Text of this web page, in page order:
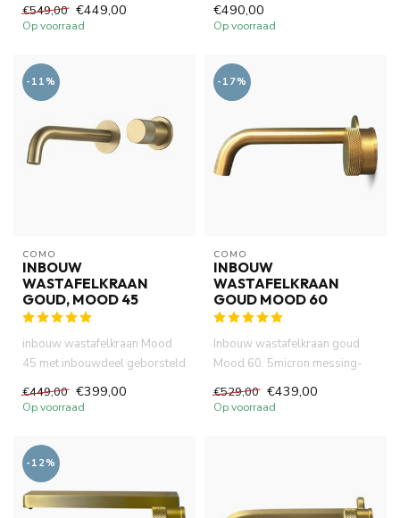
mm...
€549,00 €449,00
Op voorraad
een uniek...
€490,00
Op voorraad
-11%
COMO
INBOUW
WASTAFELKRAAN
GOUD, MOOD 45
inbouw wastafelkraan Mood
45 met inbouwdeel geborsteld
€449,00 €399,00
Op voorraad
-17%
COMO
INBOUW
WASTAFELKRAAN
GOUD MOOD 60
Inbouw wastafelkraan goud
Mood 60. 5micron messing-
€529,00 €439,00
Op voorraad
-12%